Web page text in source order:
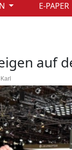
E-PAPER
auf